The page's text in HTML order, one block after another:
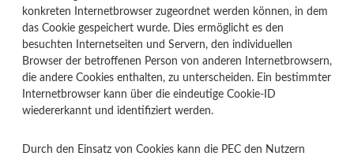
konkreten Internetbrowser zugeordnet werden können, in dem
das Cookie gespeichert wurde. Dies ermöglicht es den
besuchten Internetseiten und Servern, den individuellen
Browser der betroffenen Person von anderen Internetbrowsern,
die andere Cookies enthalten, zu unterscheiden. Ein bestimmter
Internetbrowser kann über die eindeutige Cookie-ID
wiedererkannt und identifiziert werden.
Durch den Einsatz von Cookies kann die PEC den Nutzern